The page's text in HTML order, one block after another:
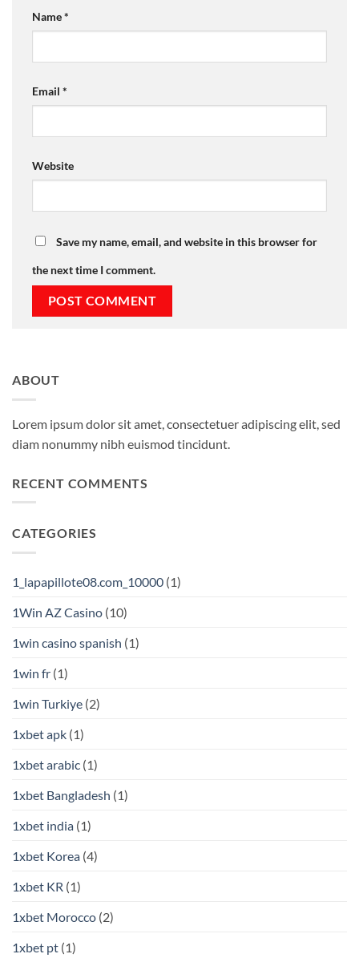
Name*
Email *
Website
Save my name, email, and website in this browser for
the next time I comment.
ABOUT
Lorem ipsum dolor sit amet, consectetuer adipiscing elit, sed
diam nonummy nibh euismod tincidunt.
RECENT COMMENTS
CATEGORIES
1_lapapillote08.com_10000 (1)
1Win AZ Casino (10)
1win casino spanish (1)
1win fr (1)
1win Turkiye (2)
1xbet apk (1)
1xbet arabic (1)
1xbet Bangladesh (1)
1xbet india (1)
1xbet Korea (4)
1xbet KR (1)
1xbet Morocco (2)
1xbet pt (1)